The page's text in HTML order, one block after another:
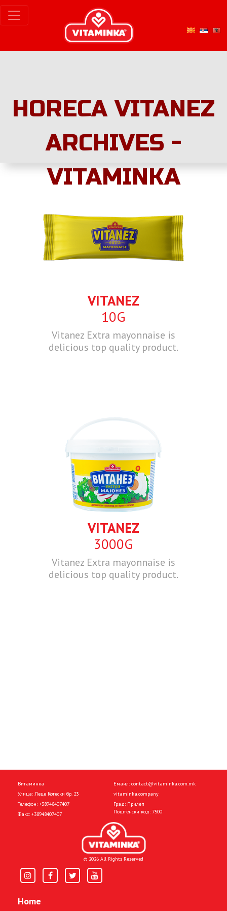
HORECA VITANEZ
ARCHIVES -
VITAMINKA
VITANEZ
10G
Vitanez Extra mayonnaise is
delicious top quality product.
VITANEZ
3000G
Vitanez Extra mayonnaise is
delicious top quality product.
Витаминка
Улица: Леце Котески бр. 23
Телефон: +38948407407
Факс: +38948407407
Емаил: contact@vitaminka.com.mk
vitaminka.company
Град: Прилеп
Поштенски код: 7500
© 2026 All Rights Reserved
Home